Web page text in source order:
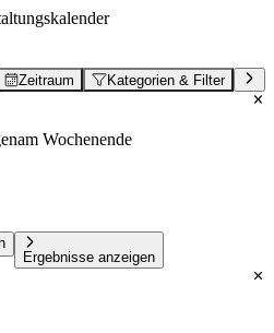
Zeitraum Kategorien & Filter
am Wochenende
Ergebnisse anzeigen